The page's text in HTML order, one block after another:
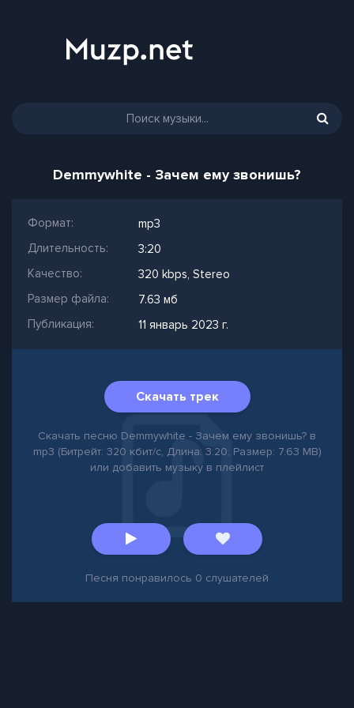
Demmywhite - Зачем ему звонишь?
Формат:
mp3
Длительность:
3:20
Качество:
320 kbps, Stereo
Размер файла:
7.63 мб
Публикация:
11 январь 2023 г.
Скачать трек
Скачать песню Demmywhite - Зачем ему звонишь? в
mp3 (Битрейт: 320 кбит/с, Длина: 3:20, Размер: 7.63 MB)
или добавить музыку в плейлист
Песня понравилось 0 слушателей